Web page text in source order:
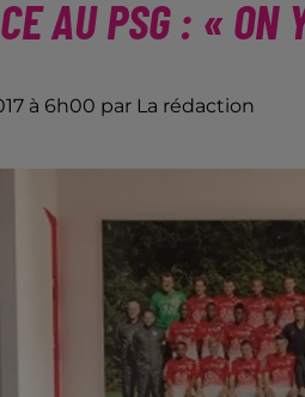
AU PSG : « ON
à 6h00 par La rédaction